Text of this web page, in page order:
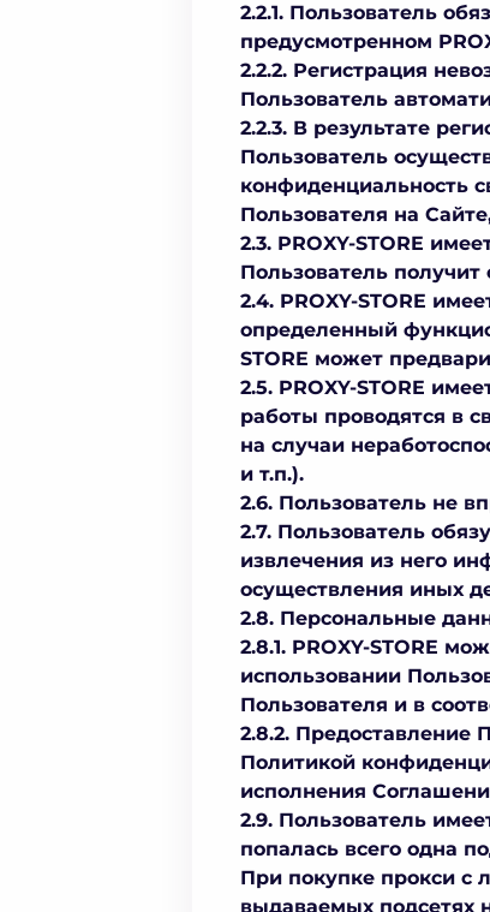
2.2.1. Пользователь
предусмотренном
2.2.2. Регистрация
Пользователь
2.2.3. В результате
Пользователь
конфиденциальность
Пользователя на
2.3. PROXY-STORE
Пользователь
2.4. PROXY-STORE
определенный
STORE может
2.5. PROXY-STORE
работы проводятся в
на случаи
и т.п.).
2.6. Пользователь не
2.7. Пользователь
извлечения из него
осуществления иных
2.8. Персональные
2.8.1. PROXY-STORE
использовании
Пользователя и в
2.8.2. Предоставление
Политикой
исполнения
2.9. Пользователь
попалась всего одна
При покупке прокси с
выдаваемых подсетях